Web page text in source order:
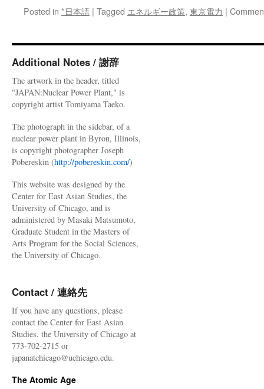
Posted in *日本語 | Tagged エネルギー政策, 東京電力 |
Additional Notes / 謝辞
The artwork in the header, titled
"JAPAN:Nuclear Power Plant," is
copyright artist Tomiyama Taeko.
The photograph in the sidebar, of a
nuclear power plant in Byron, Illinois,
is copyright photographer Joseph
Pobereskin (http://pobereskin.com/)
This website was designed by the
Center for East Asian Studies, the
University of Chicago, and is
administered by Masaki Matsumoto,
Graduate Student in the Masters of
Arts Program for the Social Sciences,
the University of Chicago.
Contact / 連絡先
If you have any questions, please
contact the Center for East Asian
Studies, the University of Chicago at
773-702-2715 or
japanatchicago@uchicago.edu.
The Atomic Age